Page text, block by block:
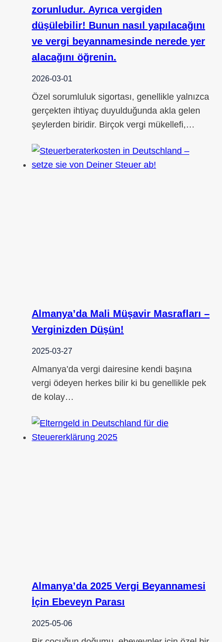
zorunludur. Ayrıca vergiden
düşülebilir! Bunun nasıl yapılacağını
ve vergi beyannamesinde nerede yer
alacağını öğrenin.
2026-03-01
Özel sorumluluk sigortası, genellikle yalnızca
gerçekten ihtiyaç duyulduğunda akla gelen
şeylerden biridir. Birçok vergi mükellefi,…
Almanya’da Mali Müşavir Masrafları –
Verginizden Düşün!
2025-03-27
Almanya’da vergi dairesine kendi başına
vergi ödeyen herkes bilir ki bu genellikle pek
de kolay…
Almanya’da 2025 Vergi Beyannamesi
İçin Ebeveyn Parası
2025-05-06